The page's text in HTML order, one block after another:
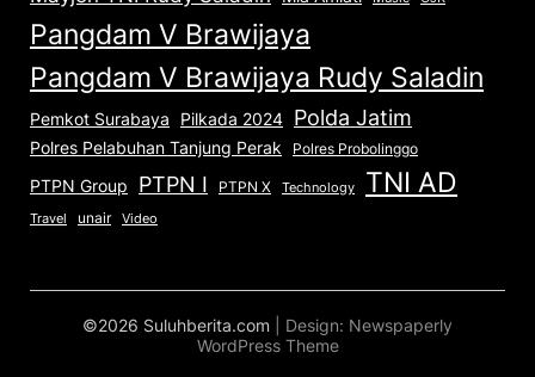
Pangdam V Brawijaya
Pangdam V Brawijaya Rudy Saladin
Pemkot Surabaya Pilkada 2024 Polda Jatim
Polres Pelabuhan Tanjung Perak Polres Probolinggo
PTPN Group PTPN I PTPN X Technology TNI AD
Travel unair Video
©2026 Suluhberita.com | Design: Newspaperly
WordPress Theme